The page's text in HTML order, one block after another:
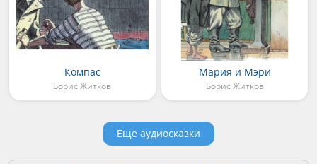
Компас
Борис Житков
Мария и Мэри
Борис Житков
Еще аудиосказки